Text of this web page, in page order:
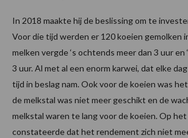
In 2018 maakte hij de beslissing om te
Voor die tijd werden er 120 koeien gemolken
melken vergde ‘s ochtends meer dan 3 uur en
3 uur. Al met al een enorm karwei, dat elke
tijd in beslag nam. Ook voor de koeien was
de melkstal was niet meer geschikt en de
melkstal waren te lang voor de koeien. Op
constateerde dat het rendement zich niet